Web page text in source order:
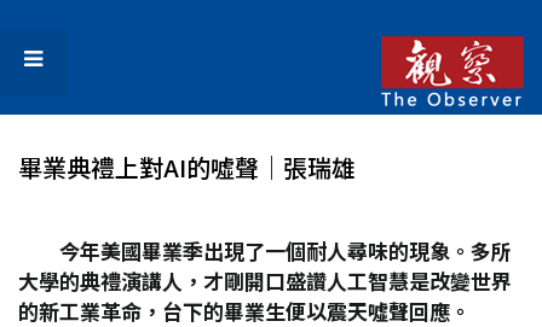
畢業典禮上對AI的噓聲│張瑞雄
今年美國畢業季出現了一個耐人尋味的現象。多所
大學的典禮演講人，才剛開口盛讚人工智慧是改變世界
的新工業革命，台下的畢業生便以震天噓聲回應。